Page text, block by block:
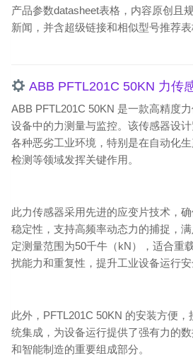
产品参数datasheet表格，内容原创且
新闻，并含超级链接和相似型号推荐表
ABB PFTL201C 50KN 力传
ABB PFTL201C 50KN 是一款高精度
设备中的力测量与监控。该传感器设
各种恶劣工业环境，特别是在自动化
检测等领域发挥关键作用。
此力传感器采用先进的应变片技术，
稳定性，支持高频率动态力的捕捉，
定测量范围为50千牛（kN），适合重
扰能力和重复性，提升工业设备运行安
此外，PFTL201C 50KN 的安装方便
统集成，为设备运行提供了强有力的
和智能制造的重要组成部分。